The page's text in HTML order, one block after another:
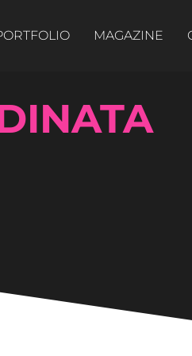
MAGAZINE